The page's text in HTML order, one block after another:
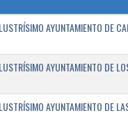
AYUNTAMIENTO DE
AYUNTAMIENTO DE
AYUNTAMIENTO DE